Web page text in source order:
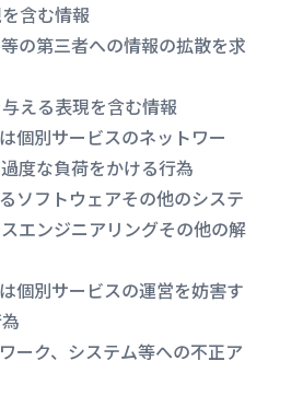
含む情報
の第三者への情報の拡散を求
える表現を含む情報
個別サービスのネットワー
度な負荷をかける行為
ソフトウェアその他のシステ
エンジニアリングその他の解
個別サービスの運営を妨害す
ーク、システム等への不正ア